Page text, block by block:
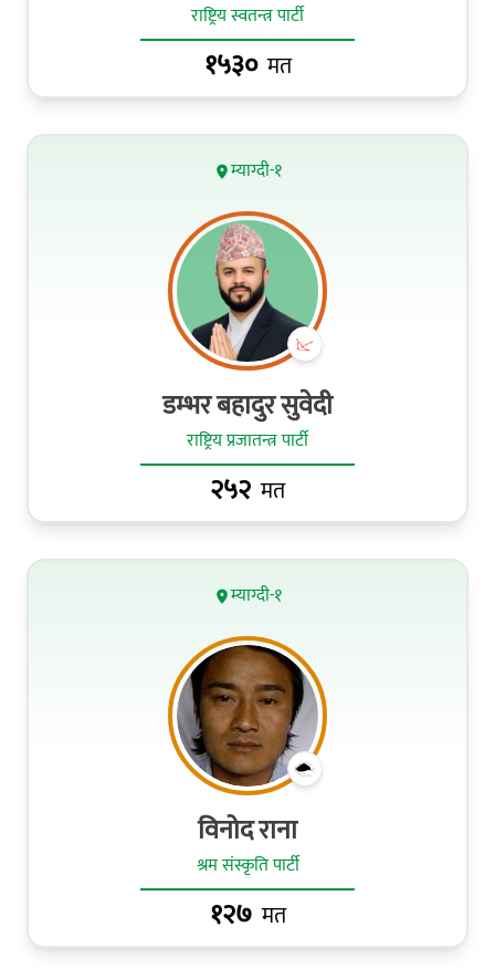
राष्ट्रिय स्वतन्त्र पार्टी
१५३० मत
म्याग्दी-१
डम्भर बहादुर सुवेदी
राष्ट्रिय प्रजातन्त्र पार्टी
२५२ मत
म्याग्दी-१
विनोद राना
श्रम संस्कृति पार्टी
१२७ मत